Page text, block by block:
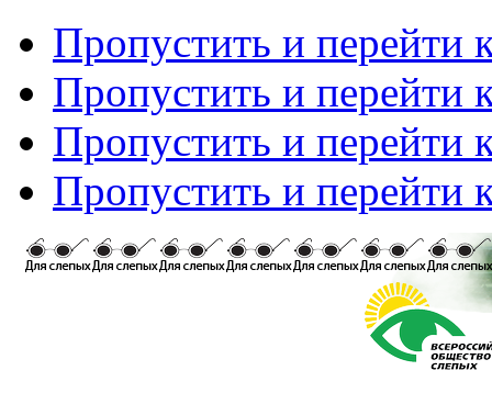
Пропустить и перейти
Пропустить и перейти
Пропустить и перейти
Пропустить и перейти